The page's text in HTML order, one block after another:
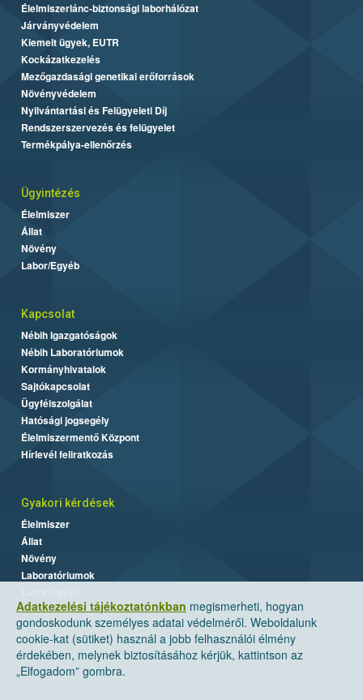
Adatkezelési tájékoztatónkban megismerheti, hogyan
gondoskodunk személyes adatai védelméről. Weboldalunk
cookie-kat (sütiket) használ a jobb felhasználói élmény
érdekében, melynek biztosításához kérjük, kattintson az
„Elfogadom” gombra.
Élelmiszerlánc-biztonsági laborhálózat
Járványvédelem
Kiemelt ügyek, EUTR
Kockázatkezelés
Mezőgazdasági genetikai erőforrások
Növényvédelem
Nyilvántartási és Felügyeleti Díj
Rendszerszervezés és felügyelet
Termékpálya-ellenőrzés
Ügyintézés
Élelmiszer
Állat
Növény
Labor/Egyéb
Kapcsolat
Nébih Igazgatóságok
Nébih Laboratóriumok
Kormányhivatalok
Sajtókapcsolat
Ügyfélszolgálat
Hatósági jogsegély
Élelmiszermentő Központ
Hírlevél feliratkozás
Gyakori kérdések
Élelmiszer
Állat
Növény
Laboratóriumok